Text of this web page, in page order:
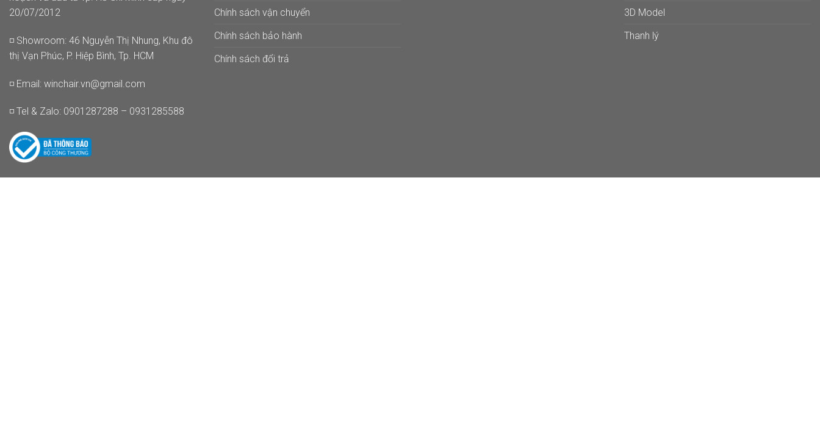
20/07/2012
◽ Showroom: 46 Nguyễn Thị Nhung, Khu đô
thị Vạn Phúc, P. Hiệp Bình, Tp. HCM
◽ Email: winchair.vn@gmail.com
◽ Tel & Zalo: 0901287288 – 0931285588
Chính sách vận chuyển
Chính sách bảo hành
Chính sách đổi trả
3D Model
Thanh lý